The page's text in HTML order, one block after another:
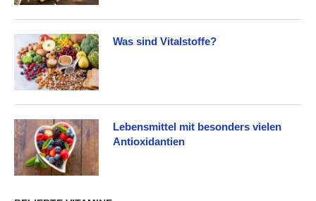
Was sind Vitalstoffe?
Lebensmittel mit besonders vielen
Antioxidantien